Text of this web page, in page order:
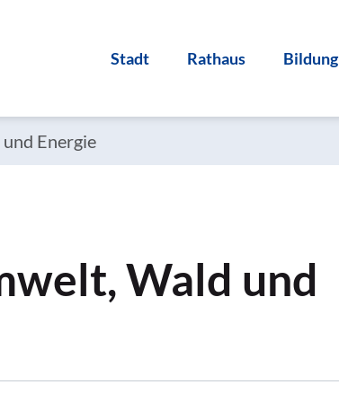
Stadt Rathaus Bildung
Energie
Wald und